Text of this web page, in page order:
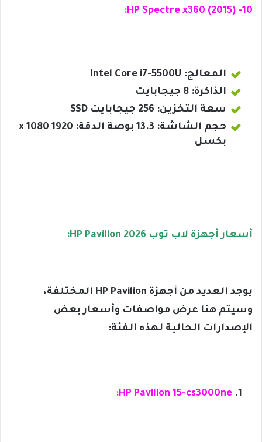
10- HP Spectre x360 (2015):
المعالج: Intel Core i7-5500U
الذاكرة: 8 جيجابايت
سعة التخزين: 256 جيجابايت SSD
حجم الشاشة: 13.3 بوصة الدقة: 1920 x 1080
بكسل
أسعار أجهزة لاب توب HP Pavilion 2026:
يوجد العديد من أجهزة HP Pavilion المختلفة،
وسيتم هنا عرض مواصفات وأسعار بعض
الإصدارات الحالية لهذه الفئة:
HP Pavilion 15-cs3000ne: